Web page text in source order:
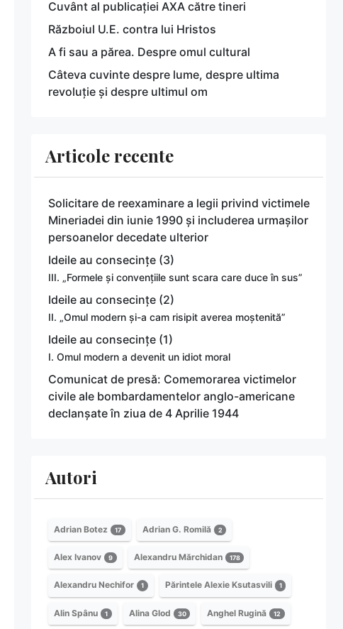
Cuvânt al publicației AXA către tineri
Războiul U.E. contra lui Hristos
A fi sau a părea. Despre omul cultural
Câteva cuvinte despre lume, despre ultima
revoluție și despre ultimul om
Articole recente
Solicitare de reexaminare a legii privind victimele
Mineriadei din iunie 1990 și includerea urmașilor
persoanelor decedate ulterior
Ideile au consecințe (3)
III. „Formele și convențiile sunt scara care duce în sus”
Ideile au consecințe (2)
II. „Omul modern și-a cam risipit averea moștenită”
Ideile au consecințe (1)
I. Omul modern a devenit un idiot moral
Comunicat de presă: Comemorarea victimelor
civile ale bombardamentelor anglo-americane
declanșate în ziua de 4 Aprilie 1944
Autori
Adrian Botez 17 Adrian G. Romilă 2
Alex Ivanov 9 Alexandru Mărchidan 178
Alexandru Nechifor 1 Părintele Alexie Ksutasvili 1
Alin Spânu 1 Alina Glod 30 Anghel Rugină 12